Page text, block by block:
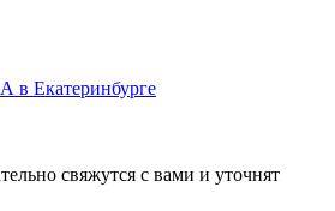
в Екатеринбурге
свяжутся с вами и уточнят